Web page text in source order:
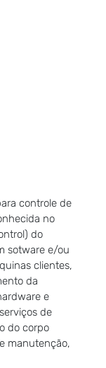
controle de
no
do
sotware e/ou
clientes,
da
e
de
do corpo
manutenção,